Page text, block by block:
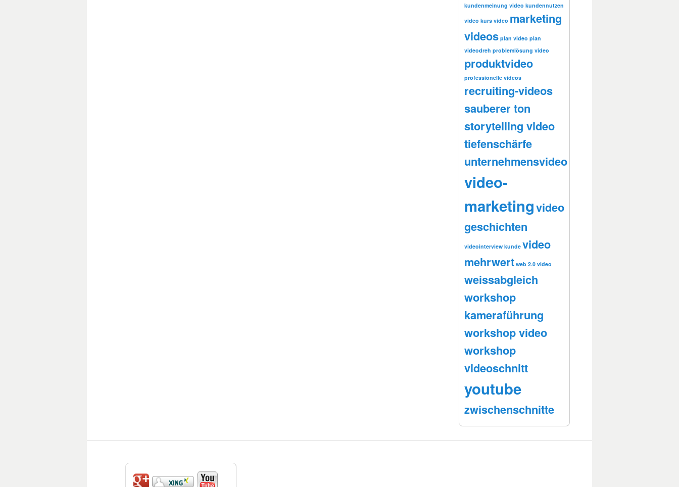
kundenmeinung video kundennutzen
video kurs video marketing
videos plan video plan
videodreh problemlösung video
produktvideo
professionelle videos
recruiting-videos
sauberer ton
storytelling video
tiefenschärfe
unternehmensvideo
video-
marketingvideo
geschichten
videointerview kunde video
mehrwert web 2.0 video
weissabgleich
workshop
kameraführung
workshop video
workshop
videoschnitt
youtube
zwischenschnitte